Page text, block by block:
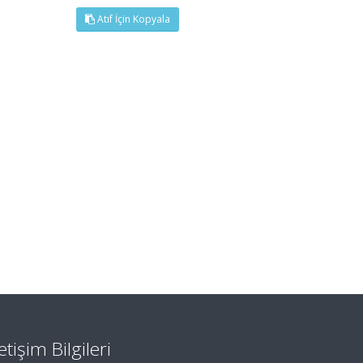
Atıf İçin Kopyala
Bilgileri